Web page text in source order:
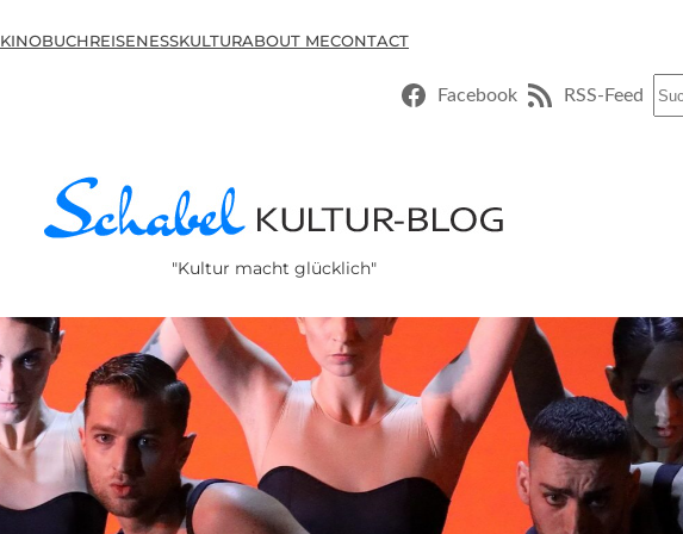
KINOBUCHREISENESSKULTURABOUT MECONTACT
Facebook RSS-Feed
"Kultur macht glücklich"